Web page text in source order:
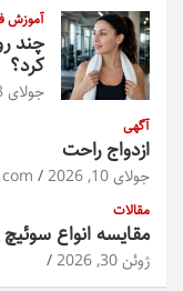
آموزش
چند
کرد؟
جولای 18, 2026
آگهی
ازدواج راحت
جولای 10, 2026
مقالات
مقایسه انواع سوئیچ
ژوئن 30, 2026